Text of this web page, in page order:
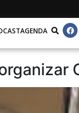
AGENDA